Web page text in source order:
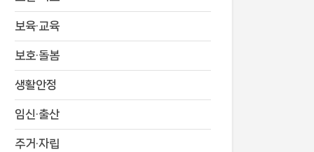
보육·교육
보호·돌봄
생활안정
임신·출산
주거·자립